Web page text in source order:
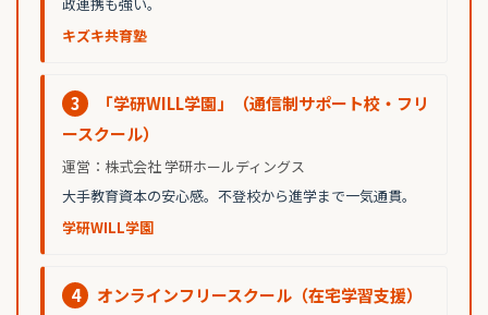
キズキ共育塾
3
「学研WILL学園」（通信制サポート校・フリ
ースクール）
運営：株式会社 学研ホールディングス
大手教育資本の安心感。不登校から進学まで一気通貫。
学研WILL学園
4 オンラインフリースクール（在宅学習支援）